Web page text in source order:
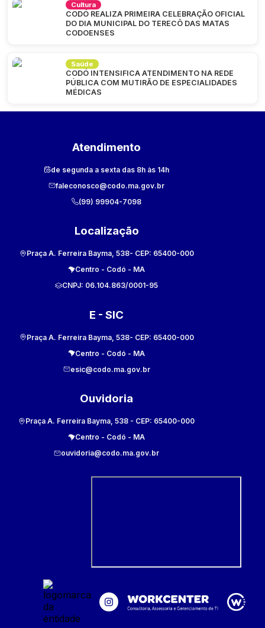
Cultura
CODÓ REALIZA PRIMEIRA CELEBRAÇÃO OFICIAL
DO DIA MUNICIPAL DO TERECÔ DAS MATAS
CODOENSES
Saúde
CODÓ INTENSIFICA ATENDIMENTO NA REDE
PÚBLICA COM MUTIRÃO DE ESPECIALIDADES
MÉDICAS
Atendimento
de segunda a sexta das 8h às 14h
faleconosco@codo.ma.gov.br
(99) 99904-7098
Localização
Praça A. Ferreira Bayma, 538- CEP: 65400-000
Centro - Codó - MA
CNPJ: 06.104.863/0001-95
E - SIC
Praça A. Ferreira Bayma, 538- CEP: 65400-000
Centro - Codó - MA
esic@codo.ma.gov.br
Ouvidoria
Praça A. Ferreira Bayma, 538 - CEP: 65400-000
Centro - Codó - MA
ouvidoria@codo.ma.gov.br